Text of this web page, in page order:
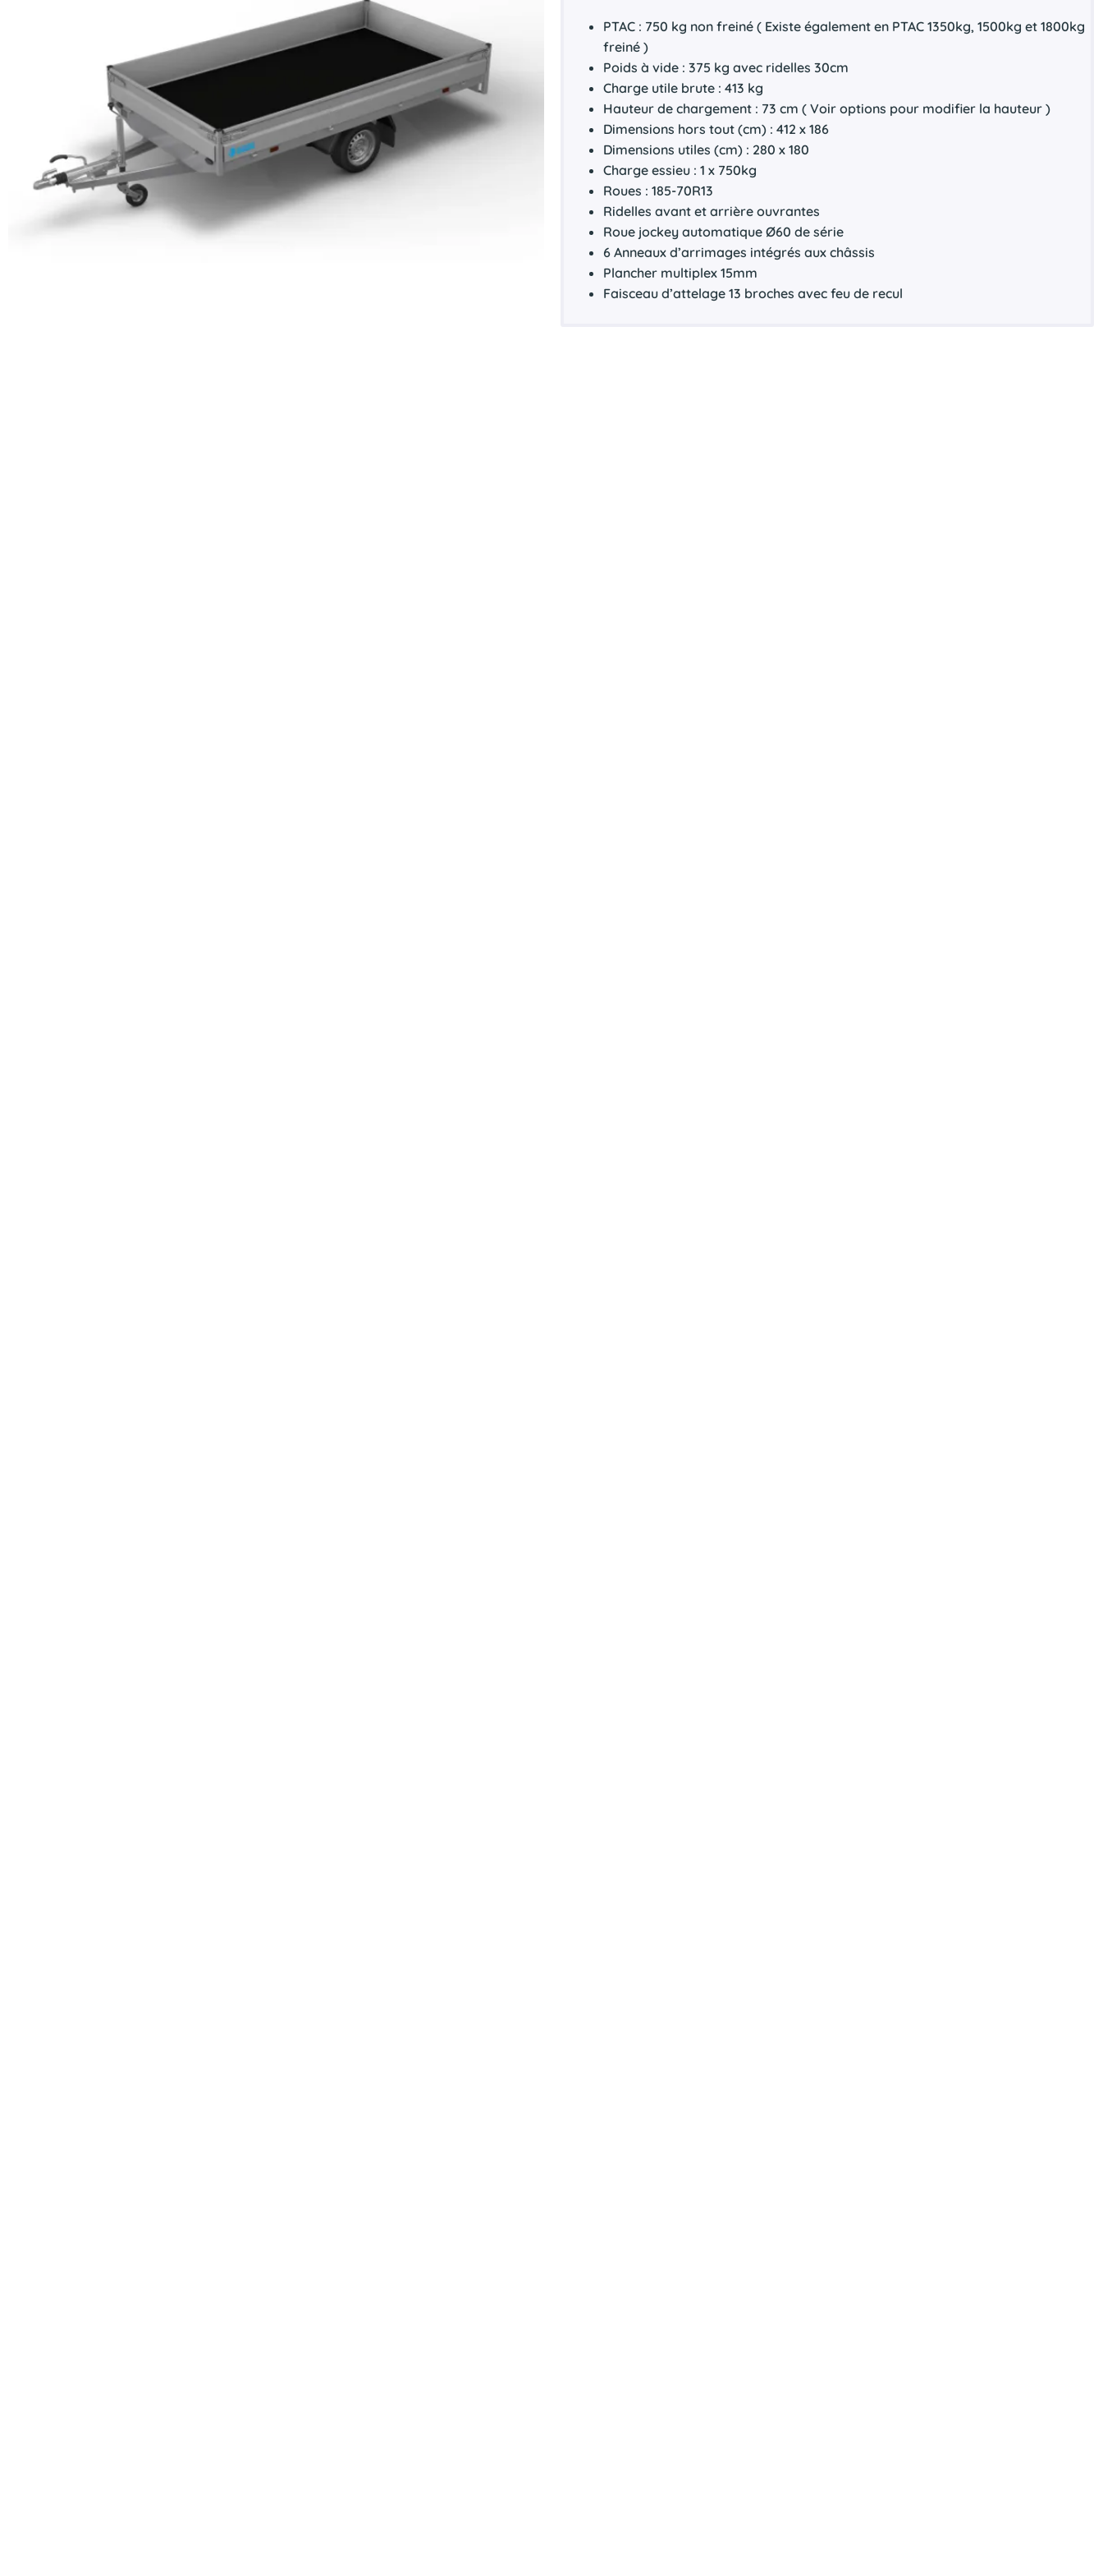
PTAC : 750 kg non freiné ( Existe également en PTAC 1350kg, 1500kg et 1800kg
freiné )
Poids à vide : 375 kg avec ridelles 30cm
Charge utile brute : 413 kg
Hauteur de chargement : 73 cm ( Voir options pour modifier la hauteur )
Dimensions hors tout (cm) : 412 x 186
Dimensions utiles (cm) : 280 x 180
Charge essieu : 1 x 750kg
Roues : 185-70R13
Ridelles avant et arrière ouvrantes
Roue jockey automatique Ø60 de série
6 Anneaux d’arrimages intégrés aux châssis
Plancher multiplex 15mm
Faisceau d’attelage 13 broches avec feu de recul